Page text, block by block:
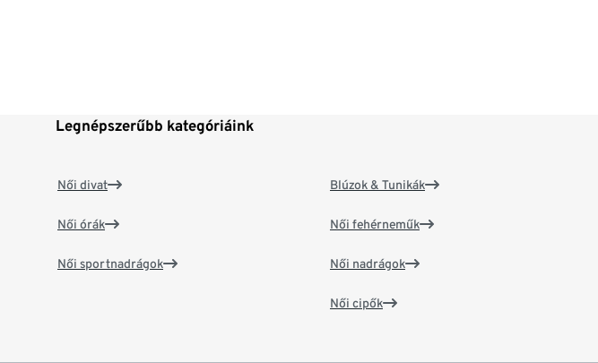
Legnépszerűbb kategóriáink
Női divat
Női órák
Női sportnadrágok
Blúzok & Tunikák
Női fehérneműk
Női nadrágok
Női cipők